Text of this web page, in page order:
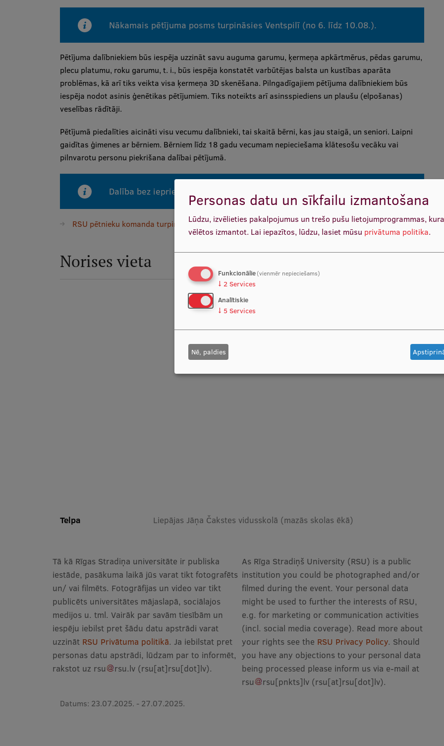
Nākamais pētījuma posms turpināsies Ventspilī (no 6. līdz 10.08.).
Pētījuma dalībniekiem būs iespēja uzzināt savu auguma garumu, ķermeņa apkārtmērus, pēdas garumu,
plecu platumu, roku garumu, t. i., būs iespēja konstatēt varbūtējas balsta un kustības aparāta
problēmas, kā arī tiks veikta visa ķermeņa 3D skenēšana. Pilngadīgajiem pētījuma dalībniekiem būs
iespēja nodot asinis ģenētikas pētījumiem. Tiks noteikts arī asinsspiediens un plaušu (elpošanas)
veselības rādītāji.
Pētījumā piedalīties aicināti visu vecumu dalībnieki, tai skaitā bērni, kas jau staigā, un seniori. Laipni
gaidītas ģimenes ar bērniem. Bērniem līdz 18 gadu vecumam nepieciešama klātesošu vecāku vai
pilnvarotu personu piekrišana dalībai pētījumā.
Dalība bez iepriekšējas pieteikšanās.
RSU pētnieku komanda turpina antropoloģisko izpēti Liepājā
Norises vieta
Telpa Liepājas Jāņa Čakstes vidusskolā (mazās skolas ēkā)
Tā kā Rīgas Stradiņa universitāte ir publiska
iestāde, pasākuma laikā jūs varat tikt fotografēts
un/ vai filmēts. Fotogrāfijas un video var tikt
publicēts universitātes mājaslapā, sociālajos
medijos u. tml. Vairāk par savām tiesībām un
iespēju iebilst pret šādu datu apstrādi varat
uzzināt RSU Privātuma politikā. Ja iebilstat pret
personas datu apstrādi, lūdzam par to informēt,
rakstot uz rsu rsu.lv(rsu[at]rsu[dot]lv).
As Rīga Stradiņš University (RSU) is a public
institution you could be photographed and/or
filmed during the event. Your personal data
might be used to further the interests of RSU,
e.g. for marketing or communication activities
(incl. social media coverage). Read more about
your rights see the RSU Privacy Policy. Should
you have any objections to your personal data
being processed please inform us via e-mail at
rsu
rsu[pnkts]lv(rsu[at]rsu[dot]lv).
Datums: 23.07.2025. - 27.07.2025.
Personas datu un sīkfailu izmantošana
Lūdzu, izvēlieties pakalpojumus un trešo pušu lietojumprogrammas,
vēlētos izmantot. Lai iepazītos, lūdzu, lasiet mūsu privātuma politika.
Funkcionālie(vienmēr nepieciešams)
↓ 2 Services
Analītiskie
↓ 5 Services
Nē, paldies